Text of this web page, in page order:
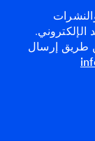
الإلكتروني.
طريق إرسال